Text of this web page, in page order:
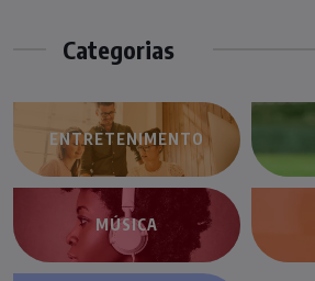
Categorias
ENTRETENIMENTO
MÚSICA